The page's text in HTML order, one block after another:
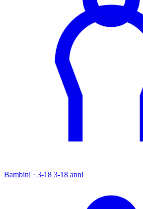
Bambini · 3-18 3-18 anni